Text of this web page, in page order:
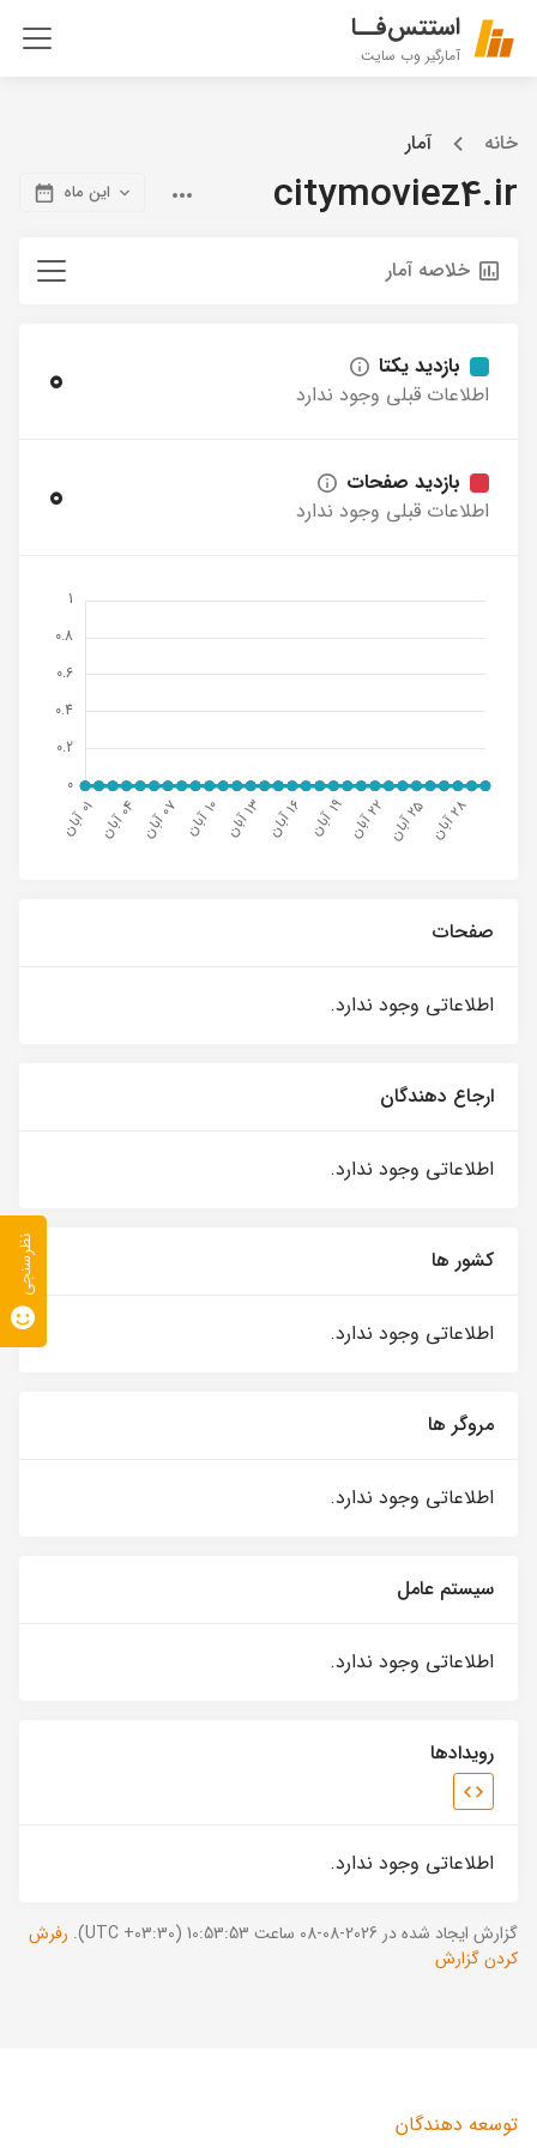
استتس‌فــا
آمارگیر وب سایت
خانه آمار
citymoviez4.ir این ماه
خلاصه آمار
بازدید یکتا
اطلاعات قبلی وجود ندارد
0
بازدید صفحات
اطلاعات قبلی وجود ندارد
0
صفحات
اطلاعاتی وجود ندارد.
ارجاع دهندگان
اطلاعاتی وجود ندارد.
کشور ها
اطلاعاتی وجود ندارد.
مروگر ها
اطلاعاتی وجود ندارد.
سیستم عامل
اطلاعاتی وجود ندارد.
رویدادها
اطلاعاتی وجود ندارد.
گزارش ایجاد شده در 2026-08-08 ساعت 10:53:53 (UTC +03:30).
رفرش
کردن گزارش
توسعه دهندگان
نظرسنجی